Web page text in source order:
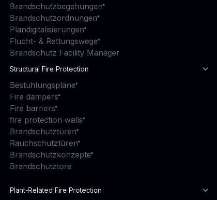
Brandschutzbegehungen
Brandschutzordnungen
Plandigitalisierungen
Flucht- & Rettungswege
Brandschutz Facility Manager
Structural Fire Protection
Bestuhlungspläne
Fire dampers
Fire barriers
fire protection walls
Brandschutztüren
Rauchschutztüren
Brandschutzkonzepte
Brandschutztore
Plant-Related Fire Protection